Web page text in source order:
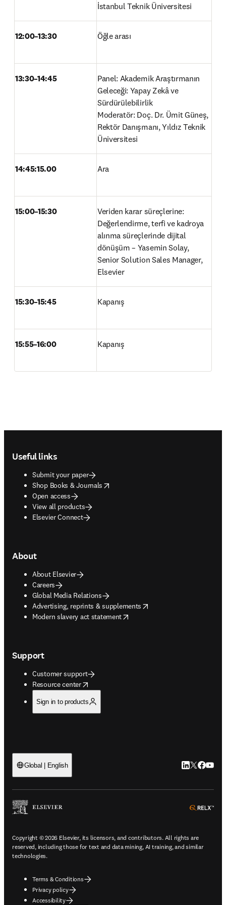
İstanbul Teknik Üniversitesi
12:00–13:30 Öğle arası
13:30–14:45
Panel: Akademik Araştırmanın
Geleceği: Yapay Zekâ ve
Sürdürülebilirlik
Moderatör: Doç. Dr. Ümit Güneş,
Rektör Danışmanı, Yıldız Teknik
Üniversitesi
14:45:15.00 Ara
15:00–15:30
Veriden karar süreçlerine:
Değerlendirme, terfi ve kadroya
alınma süreçlerinde dijital
dönüşüm – Yasemin Solay,
Senior Solution Sales Manager,
Elsevier
15:30–15:45 Kapanış
15:55–16:00 Kapanış
Useful links
Submit your paper
Shop Books & Journals
opens in new tab/window
Open access
View all products
Elsevier Connect
About
About Elsevier
Careers
Global Media Relations
Advertising, reprints & supplements
opens in new tab/window
Modern slavery act statement
opens in new tab/window
Support
Customer support
Resource center
opens in new tab/window
Sign in to products
Global | English LinkedIn
Twitter
Copyright © 2026 Elsevier, its licensors, and contributors. All rights are
reserved, including those for text and data mining, AI training, and similar
technologies.
Terms & Conditions
Privacy policy
Accessibility